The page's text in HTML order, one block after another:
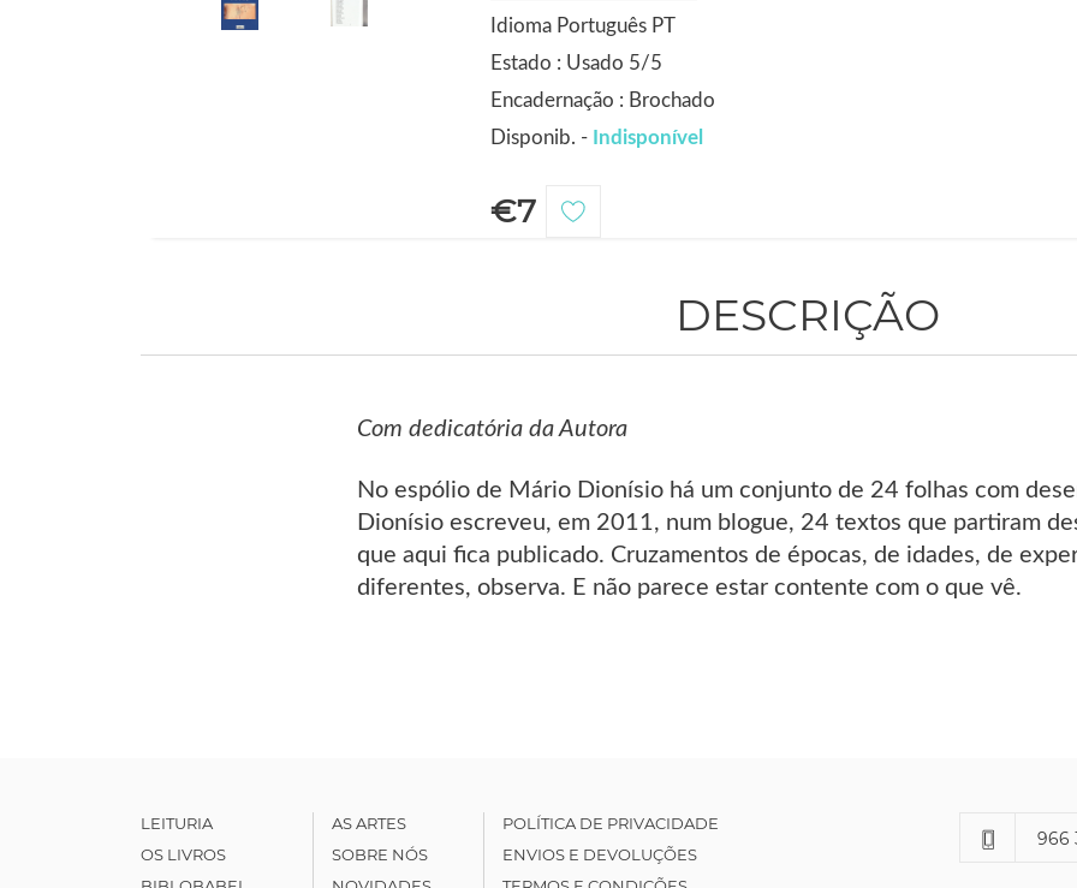
Idioma Português PT
Estado : Usado 5/5
Encadernação : Brochado
Disponib. - Indisponível
€7
DESCRIÇÃO
Com dedicatória da Autora
No espólio de Mário Dionísio há um conjunto de 24 folhas com
Dionísio escreveu, em 2011, num blogue, 24 textos que partiram
que aqui fica publicado. Cruzamentos de épocas, de idades, de
diferentes, observa. E não parece estar contente com o que vê.
LEITURIA
OS LIVROS
AS ARTES
SOBRE NÓS
POLÍTICA DE PRIVACIDADE
ENVIOS E DEVOLUÇÕES
966